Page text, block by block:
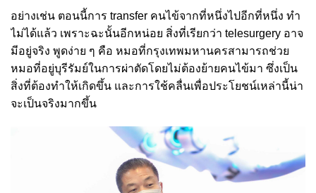
อย่างเช่น ตอนนี้การ transfer คนไข้จากที่หนึ่งไปอีกที่หนึ่ง ทำ
ไม่ได้แล้ว เพราะฉะนั้นอีกหน่อย สิ่งที่เรียกว่า telesurgery อาจ
มีอยู่จริง พูดง่าย ๆ คือ หมอที่กรุงเทพมหานครสามารถช่วย
หมอที่อยู่บุรีรัมย์ในการผ่าตัดโดยไม่ต้องย้ายคนไข้มา ซึ่งเป็น
สิ่งที่ต้องทำให้เกิดขึ้น และการใช้คลื่นเพื่อประโยชน์เหล่านี้น่า
จะเป็นจริงมากขึ้น